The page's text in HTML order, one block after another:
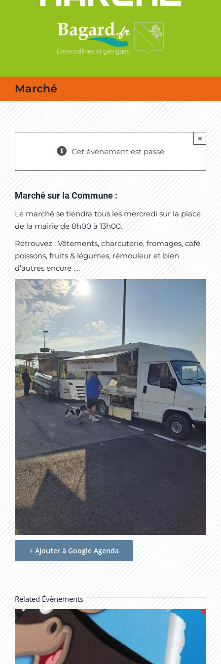
MES SORTIES / MES LOISIRS
Marché
Cet évènement est passé
×
Marché sur la Commune :
Le marché se tiendra tous les mercredi sur la place
de la mairie de 8h00 à 13h00.
Retrouvez : Vêtements, charcuterie, fromages, café,
poissons, fruits & légumes, rémouleur et bien
d’autres encore ….
+ Ajouter à Google Agenda
Related Évènements